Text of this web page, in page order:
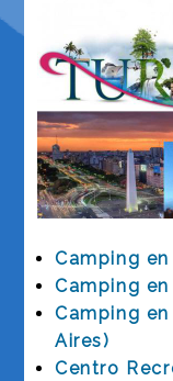
Camping
Camping
Camping
Aires)
Centro